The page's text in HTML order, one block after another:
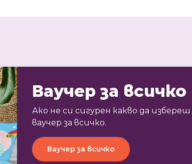
Ваучер за всичко
Ако не си сигурен какво да
ваучер за всичко.
Ваучер за всичко